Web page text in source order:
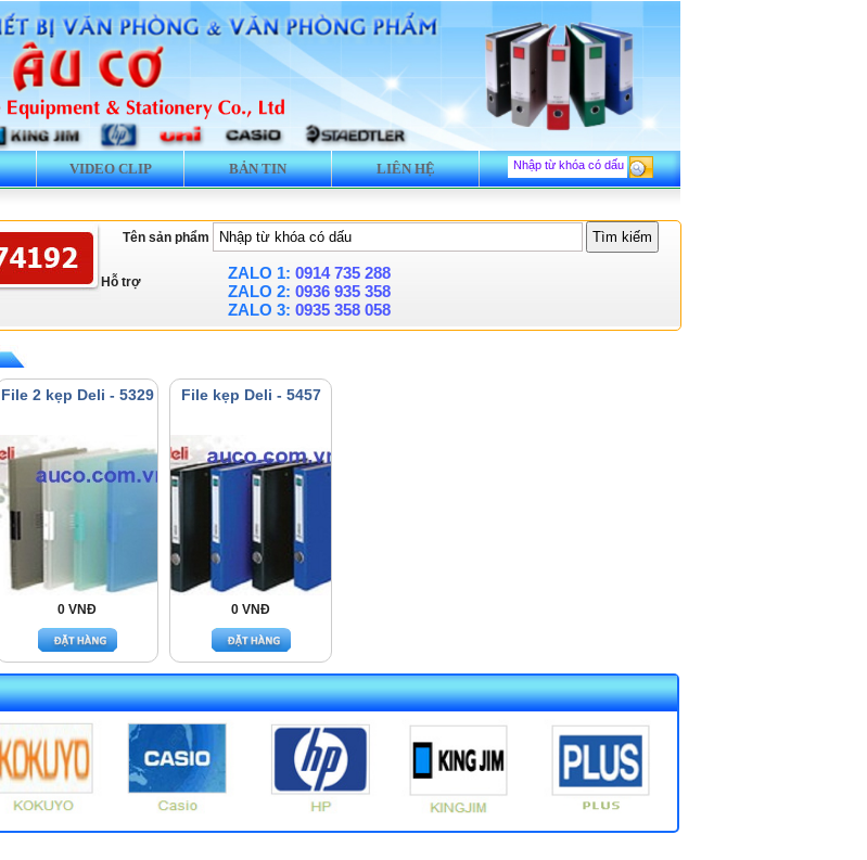
VIDEO CLIP BẢN TIN LIÊN HỆ
Tên sản phẩm
Hỗ trợ ZALO 1: 0914 735 288
ZALO 2: 0936 935 358
ZALO 3: 0935 358 058
File 2 kẹp Deli - 5329
0 VNĐ
File kẹp Deli - 5457
0 VNĐ